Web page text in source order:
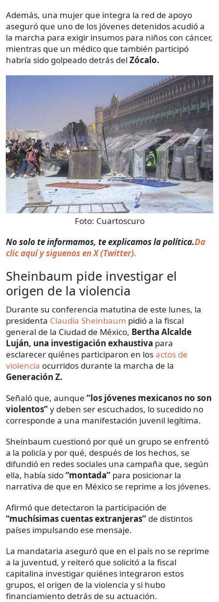
Además, una mujer que integra la red de apoyo
aseguró que uno de los jóvenes detenidos acudió a
la marcha para exigir insumos para niños con cáncer,
mientras que un médico que también participó
habría sido golpeado detrás del Zócalo.
Foto: Cuartoscuro
No solo te informamos, te explicamos la política.Da
clic aquí y siguenos en X (Twitter).
Sheinbaum pide investigar el
origen de la violencia
Durante su conferencia matutina de este lunes, la
presidenta Claudia Sheinbaum pidió a la fiscal
general de la Ciudad de México, Bertha Alcalde
Luján, una investigación exhaustiva para
esclarecer quiénes participaron en losactos de
violencia ocurridos durante la marcha de la
Generación Z.
Señaló que, aunque “los jóvenes mexicanos no son
violentos”y deben ser escuchados, lo sucedido no
corresponde a una manifestación juvenil legítima.
Sheinbaum cuestionó por qué un grupo se enfrentó
a la policía y por qué, después de los hechos, se
difundió en redes sociales una campaña que, según
ella, había sido“montada” para posicionar la
narrativa de que en México se reprime a los jóvenes.
Afirmó que detectaron la participación de
“muchísimas cuentas extranjeras” de distintos
países impulsando ese mensaje.
La mandataria aseguró que en el país no se reprime
a la juventud, y reiteró que solicitó a la fiscal
capitalina investigar quiénes integraron estos
grupos, el origen de la violencia y si hubo
financiamiento detrás de su actuación.